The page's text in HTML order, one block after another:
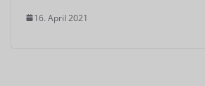
16. April 2021